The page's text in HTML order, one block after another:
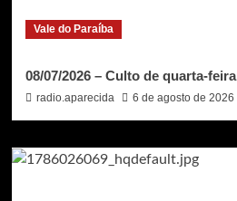
Vale do Paraíba
08/07/2026 – Culto de quarta-feira
radio.aparecida 6 de agosto de 2026